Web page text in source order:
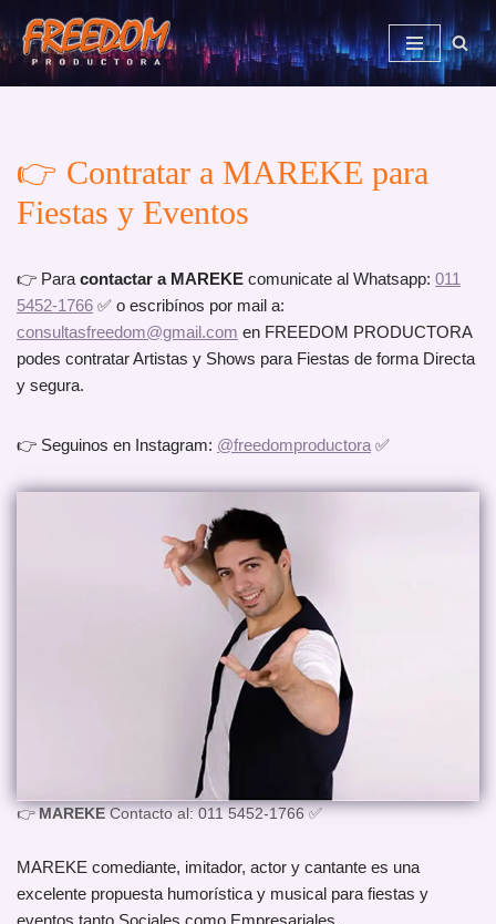
Saltar
al
👉 Contratar a MAREKE para
Fiestas y Eventos
👉 Para contactar a MAREKE comunicate al Whatsapp: 011
5452-1766 ✅ o escribínos por mail a:
consultasfreedom@gmail.com en FREEDOM PRODUCTORA
podes contratar Artistas y Shows para Fiestas de forma Directa
y segura.
👉 Seguinos en Instagram: @freedomproductora ✅
👉MAREKEContacto al: 011 5452-1766 ✅
MAREKE comediante, imitador, actor y cantante es una
excelente propuesta humorística y musical para fiestas y
eventos tanto Sociales como Empresariales.